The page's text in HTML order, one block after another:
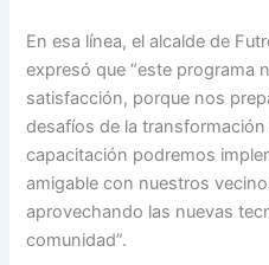
En esa línea, el alcalde de
expresó que “este programa
satisfacción, porque nos
desafíos de la
capacitación podremos
amigable con nuestros
aprovechando las nuevas
comunidad”.